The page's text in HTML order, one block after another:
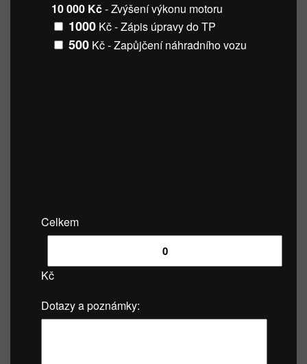
10 000 Kč- Zvýšení výkonu motoru
1000 Kč - Zápis úpravy do TP
500 Kč - Zapůjčení náhradního vozu
Celkem
Kč
Dotazy a poznámky: